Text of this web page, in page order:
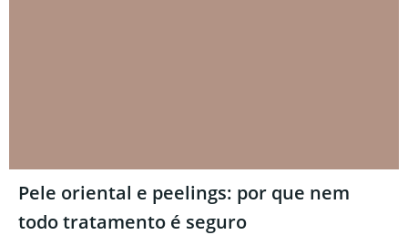
Pele oriental e peelings: por que nem
todo tratamento é seguro